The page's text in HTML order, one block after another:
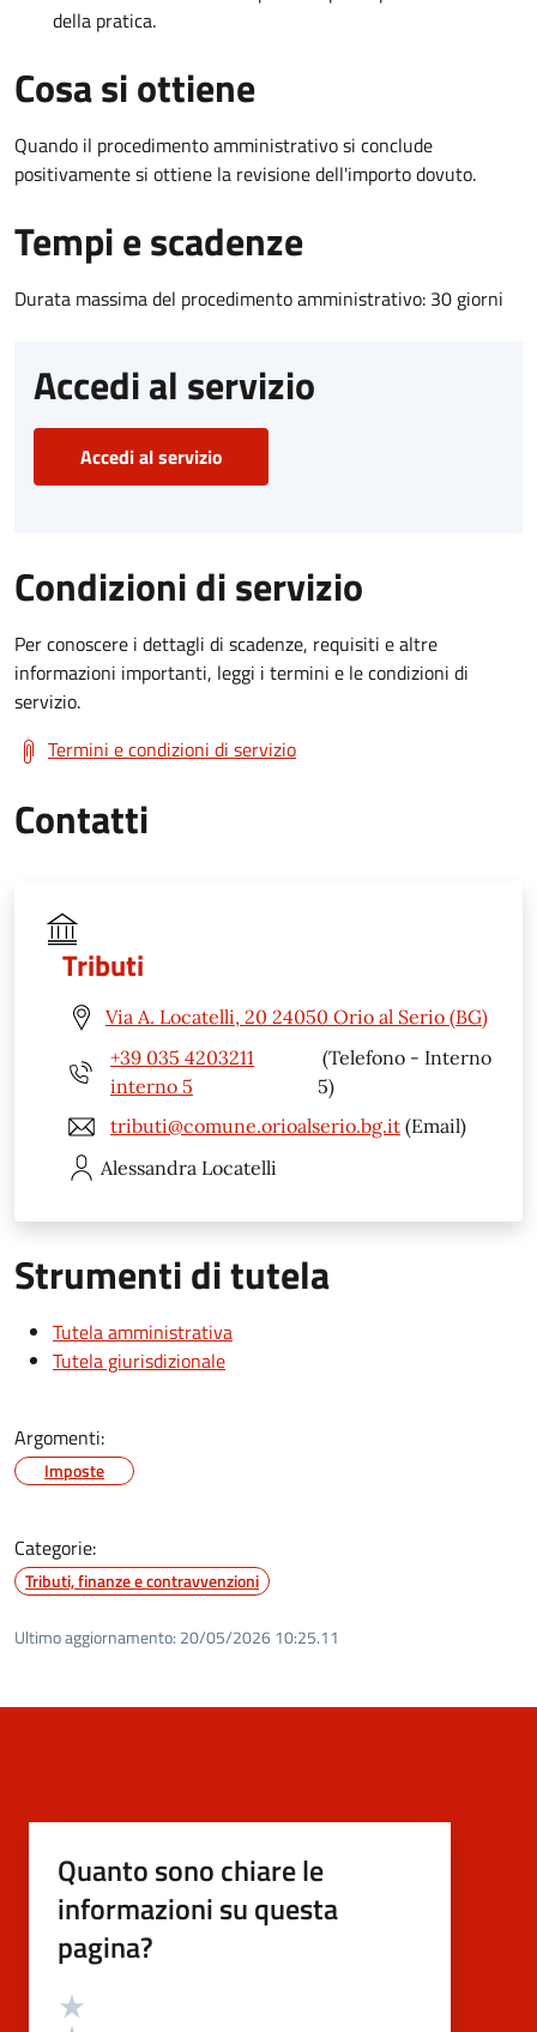
della pratica.
Cosa si ottiene
Quando il procedimento amministrativo si conclude
positivamente si ottiene la revisione dell'importo dovuto.
Tempi e scadenze
Durata massima del procedimento amministrativo: 30 giorni
Accedi al servizio
Accedi al servizio
Condizioni di servizio
Per conoscere i dettagli di scadenze, requisiti e altre
informazioni importanti, leggi i termini e le condizioni di
servizio.
Termini e condizioni di servizio
Contatti
Tributi
Via A. Locatelli, 20 24050 Orio al Serio (BG)
+39 035 4203211
interno 5
(Telefono - Interno
5)
tributi@comune.orioalserio.bg.it (Email)
Alessandra Locatelli
Strumenti di tutela
Tutela amministrativa
Tutela giurisdizionale
Argomenti:
Imposte
Categorie:
Tributi, finanze e contravvenzioni
Ultimo aggiornamento: 20/05/2026 10:25.11
Quanto sono chiare le
informazioni su questa
pagina?
Valutazione